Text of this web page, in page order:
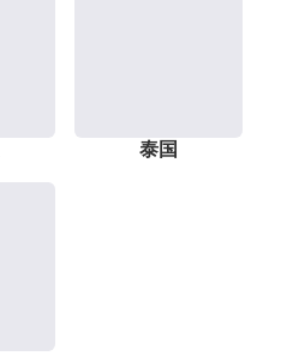
泰国